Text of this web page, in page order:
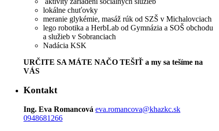
lokálne chuťovky
meranie glykémie, masáž rúk od SZŠ v Michalovciach
lego robotika a HerbLab od Gymnázia a SOŠ obchodu
a služieb v Sobranciach
Nadácia KSK
URČITE SA MÁTE NAČO TEŠIŤ a my sa tešíme na
VÁS
Kontakt
Ing. Eva Romancová eva.romancova@khazkc.sk
0948681266